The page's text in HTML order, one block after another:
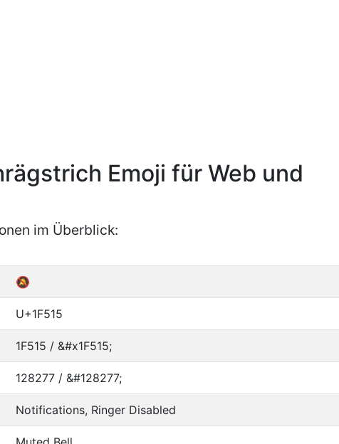
Emoji für Web und
im Überblick:
🔕
U+1F515
1F515 / &#x1F515;
128277 / &#128277;
Notifications, Ringer Disabled